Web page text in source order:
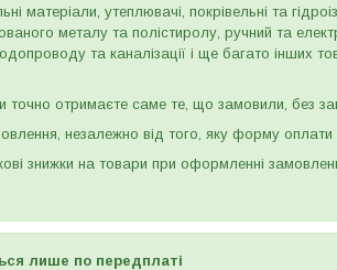
утеплювачі, покрівельні та
металу та полістиролу, ручний та
та каналізації і ще багато інших
отримаєте саме те, що замовили, без
незалежно від того, яку форму оплати
знижки на товари при оформленні
лише по передплаті